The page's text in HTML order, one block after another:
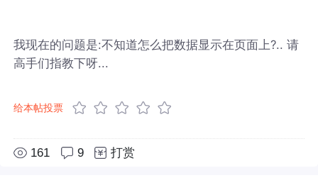
我现在的问题是:不知道怎么把数据显示在页面上?.. 请
高手们指教下呀...
给本帖投票
161 9 打赏